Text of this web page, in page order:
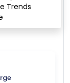
Trends